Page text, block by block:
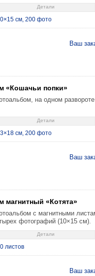
Детали
см, 200 фото
Ваш
«Кошачьи попки»
на одном
Детали
см, 200 фото
Ваш
магнитный «Котята»
с магнитными
фотографий (10×15 см).
Детали
листов
Ваш